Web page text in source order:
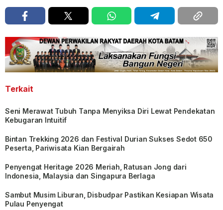
Terkait
Seni Merawat Tubuh Tanpa Menyiksa Diri Lewat Pendekatan
Kebugaran Intuitif
Bintan Trekking 2026 dan Festival Durian Sukses Sedot 650
Peserta, Pariwisata Kian Bergairah
Penyengat Heritage 2026 Meriah, Ratusan Jong dari
Indonesia, Malaysia dan Singapura Berlaga
Sambut Musim Liburan, Disbudpar Pastikan Kesiapan Wisata
Pulau Penyengat